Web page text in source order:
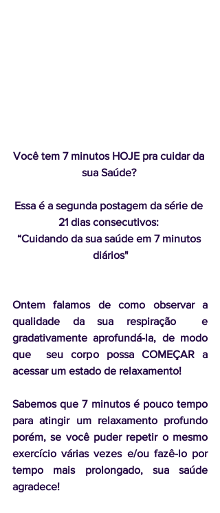
Você tem 7 minutos HOJE pra cuidar da
sua Saúde?
Essa é a segunda postagem da série de
21 dias consecutivos:
“Cuidando da sua saúde em 7 minutos
diários"
Ontem falamos de como observar a
qualidade da sua respiração  e
gradativamente aprofundá-la, de modo
que  seu corpo possa COMEÇAR a
acessar um estado de relaxamento!
Sabemos que 7 minutos é pouco tempo
para atingir um relaxamento profundo
porém, se você puder repetir o mesmo
exercício várias vezes e/ou fazê-lo por
tempo mais prolongado, sua saúde
agradece!